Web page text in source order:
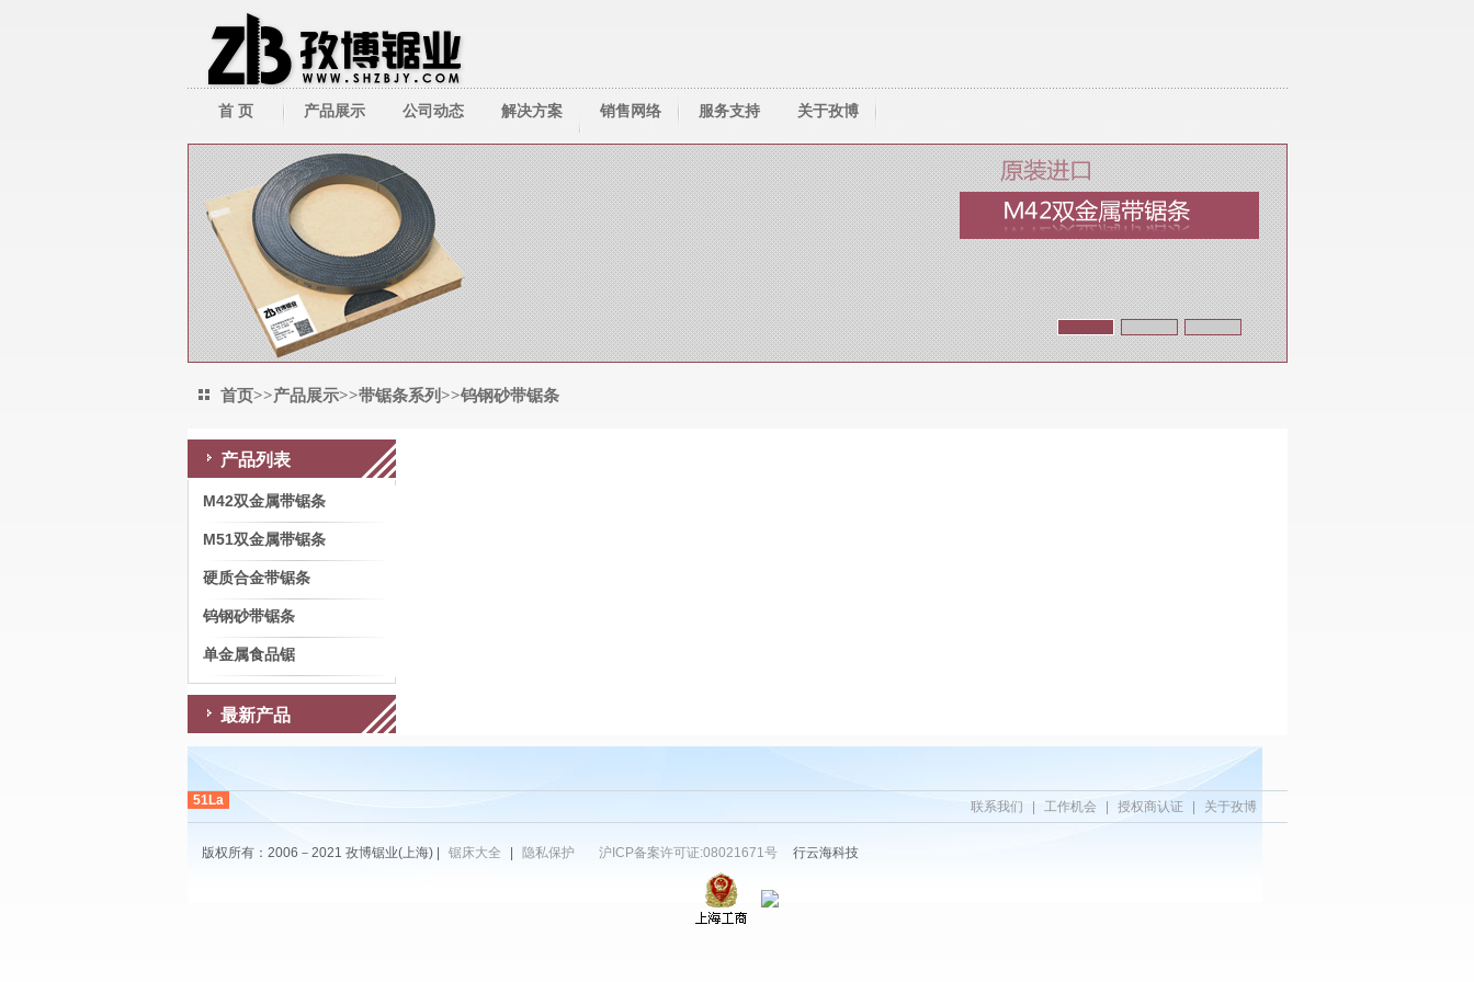
首 页 产品展示
带锯床系列
带锯条系列
圆锯机/切管机
其它周边产品
公司动态
公司新闻
行业新闻
解决方案
技术资料
销售网络 服务支持
资料下载
人才服务
常见问题
锯齿选择
联系我们
关于孜博
首页>>产品展示>>带锯条系列>>钨钢砂带锯条
产品列表
M42双金属带锯条
M51双金属带锯条
硬质合金带锯条
钨钢砂带锯条
单金属食品锯
最新产品
联系我们 工作机会 授权商认证 关于孜博
51La
版权所有：2006－2021 孜博锯业(上海) | 锯床大全 隐私保护 沪ICP备案许可证:08021671号 行云海科技